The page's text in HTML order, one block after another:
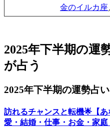
金のイルカ座
2025年下半期の運
が占う
2025年下半期の運勢占い
訪れるチャンスと転機🌟【
愛・結婚・仕事・お金・家